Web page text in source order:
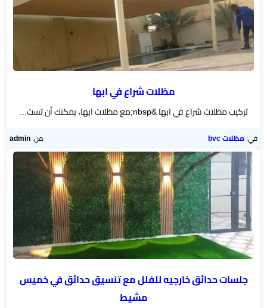
مظلات شراع في ابها
تركيب مظلات شراع في ابها &nbsp;مع مظلات ابها، يمكنك أن تست...
في:مظلات bvc من:admin
جلسات حدائق خارجيه للفلل مع تنسيق حدائق في خميس
مشيط